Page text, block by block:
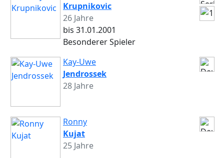
Krupnikovic
26 Jahre
bis 31.01.2001
Besonderer Spieler
Kay-Uwe
Jendrossek
28 Jahre
Ronny
Kujat
25 Jahre